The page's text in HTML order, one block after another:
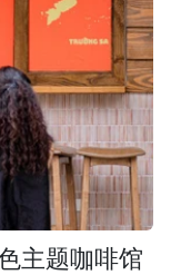
主题咖啡馆